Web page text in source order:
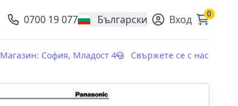
0700 19 077 Български
, change currency Вход 0
Магазин: София, Младост 4 Свържете се с нас